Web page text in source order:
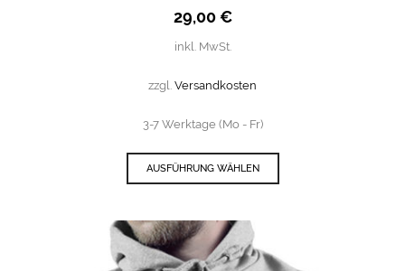
29,00€
inkl. MwSt.
zzgl. Versandkosten
3-7 Werktage (Mo - Fr)
AUSFÜHRUNG WÄHLEN